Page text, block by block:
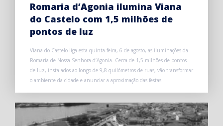
Romaria d’Agonia ilumina Viana
do Castelo com 1,5 milhões de
pontos de luz
Viana do Castelo liga esta quinta-feira, 6 de agosto, as iluminações da
Romaria de Nossa Senhora d’Agonia. Cerca de 1,5 milhões de pontos
de luz, instalados ao longo de 9,8 quilómetros de ruas, vão transformar
o ambiente da cidade e anunciar a aproximação das festas.